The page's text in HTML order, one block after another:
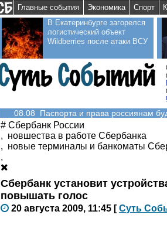
Главные события Экономика Спорт
В Екатеринбурге загорелся
логистический объект
Wildberries после атаки ВСУ
08.08 Паспорта и права россиянам
# Сбербанк России
, новшества в работе Сбербанка
, новые терминалы и банкоматы
,
Сбербанк установит
повышать голос
20 августа 2009, 11:45 [Суть Соб